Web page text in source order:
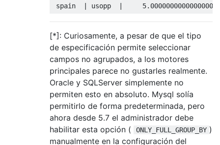
spain
| usopp | 5.0000000000000000
[*]: Curiosamente, a pesar de que el tipo
de especificación permite seleccionar
campos no agrupados, a los motores
principales parece no gustarles realmente.
Oracle y SQLServer simplemente no
permiten esto en absoluto. Mysql solía
permitirlo de forma predeterminada, pero
ahora desde 5.7 el administrador debe
habilitar esta opción (
ONLY_FULL_GROUP_BY )
manualmente en la configuración del